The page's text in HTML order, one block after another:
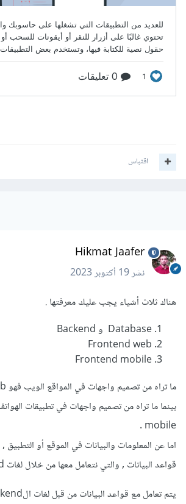
اقتباس
Hikmat Jaafer
نشر19 أكتوبر 2023
هناك ثلاث أشياء يجب عليك معرفتها .
Database و Backend
Frontend web
Frontend mobile
ما تراه من تصميم واجهات في المواقع الويب فهو Frontend web .
mobile .
اما عن المعلومات والبيانات في الموقع أو
قواعد البيانات , والتي نتعامل معها من خلال لغات backend